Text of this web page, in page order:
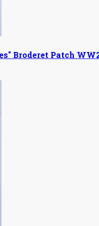
Broderet Patch